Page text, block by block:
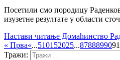
Посетили смо породицу
изузетне резултате у области
Настави читање Домаћинство
« Прва«...510152025...8788899091
Тражи: